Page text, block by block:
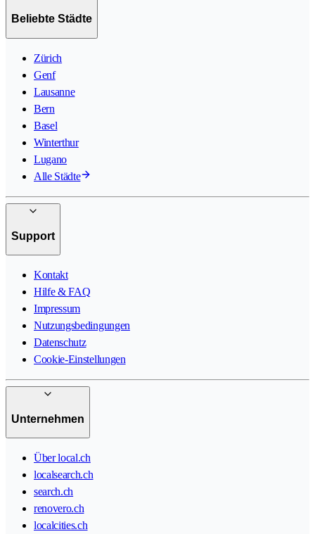
Beliebte Städte
Zürich
Genf
Lausanne
Bern
Basel
Winterthur
Lugano
Alle Städte
Support
Kontakt
Hilfe & FAQ
Impressum
Nutzungsbedingungen
Datenschutz
Cookie-Einstellungen
Unternehmen
Über local.ch
localsearch.ch
search.ch
renovero.ch
localcities.ch